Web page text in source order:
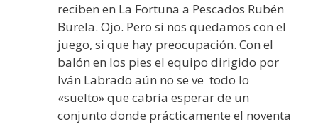
reciben en La Fortuna a Pescados Rubén
Burela. Ojo. Pero si nos quedamos con el
juego, si que hay preocupación. Con el
balón en los pies el equipo dirigido por
Iván Labrado aún no se ve todo lo
«suelto» que cabría esperar de un
conjunto donde prácticamente el noventa